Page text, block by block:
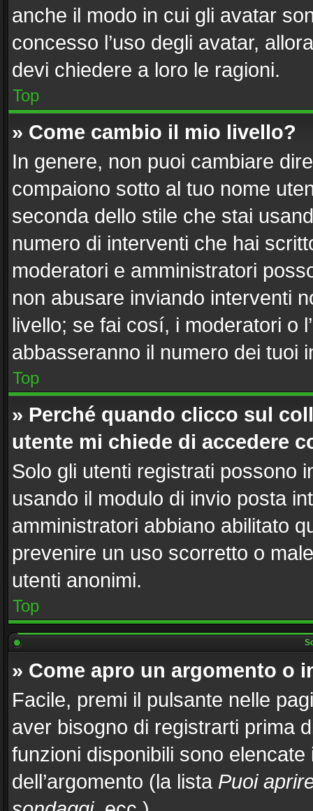
anche il modo in cui gli avatar
concesso l’uso degli avatar,
devi chiedere a loro le ragioni.
Top
» Come cambio il mio livello?
In genere, non puoi cambiare
compaiono sotto al tuo nome
seconda dello stile che stai
numero di interventi che hai
moderatori e amministratori
non abusare inviando interventi
livello; se fai cosí, i moderatori o
abbasseranno il numero dei tuoi
Top
» Perché quando clicco sul
utente mi chiede di accedere
Solo gli utenti registrati possono
usando il modulo di invio posta
amministratori abbiano abilitato
prevenire un uso scorretto o
utenti anonimi.
Top
» Come apro un argomento o
Facile, premi il pulsante nelle
aver bisogno di registrarti prima
funzioni disponibili sono
dell’argomento (la lista Puoi